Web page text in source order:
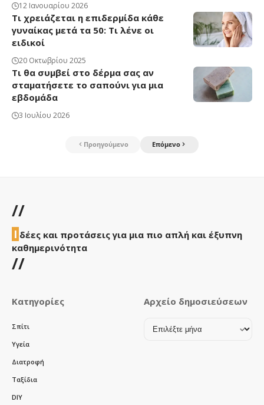
12 Ιανουαρίου 2026
Τι χρειάζεται η επιδερμίδα κάθε
γυναίκας μετά τα 50: Τι λένε οι
ειδικοί
20 Οκτωβρίου 2025
Τι θα συμβεί στο δέρμα σας αν
σταματήσετε το σαπούνι για μια
εβδομάδα
3 Ιουλίου 2026
Προηγούμενο Επόμενο
//
Ι δέες και προτάσεις για μια πιο απλή και έξυπνη
καθημερινότητα
//
Κατηγορίες
Σπίτι
Υγεία
Διατροφή
Ταξίδια
DIY
Αρχείο δημοσιεύσεων
Αρχείο